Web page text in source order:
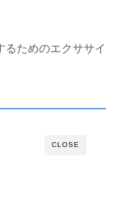
るためのエクササイ
CLOSE